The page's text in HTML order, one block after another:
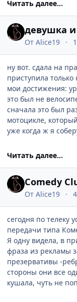
Читать далее...
девушка
От Alice19
ну вот. сдала на
приступила только
мои достижения:
это был не
сначала это был
мотоцикле,
уже когда ж я
полей, гады. и вот
обоих. этот гад,
умудрился
а вчера ездили к
пивзаводе купили
потом видимо пары
вроде еще никто
чуть проехала,
чтобы
обочине машину,
справилась с
теперь от литья и
короче,
этим, решила
Читать далее...
Comedy
От Alice19
сегодня по телеку
передачи типа
Я одну видела, в
фраза из рекламы
презервативы -
стороны они все
кушала, чуть не